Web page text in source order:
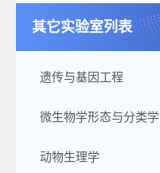
其它实验室列表
遗传与基因工程
微生物学形态与分类学
动物生理学